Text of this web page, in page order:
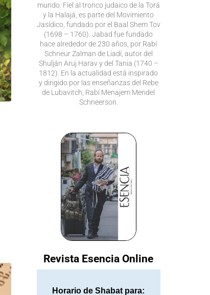
mundo. Fiel al tronco judaico de la Torá
y la Halajá, es parte del Movimiento
Jasídico, fundado por el Baal Shem Tov
(1698 – 1760). Jabad fue fundado
hace alrededor de 230 años, por Rabí
Schneur Zalman de Liadí, autor del
Shulján Aruj Harav y del Tania (1740 –
1812). En la actualidad está inspirado
y dirigido por las enseñanzas del Rebe
de Lubavitch, Rabí Menajem Mendel
Schneerson.
Revista Esencia Online
Horario de Shabat para: